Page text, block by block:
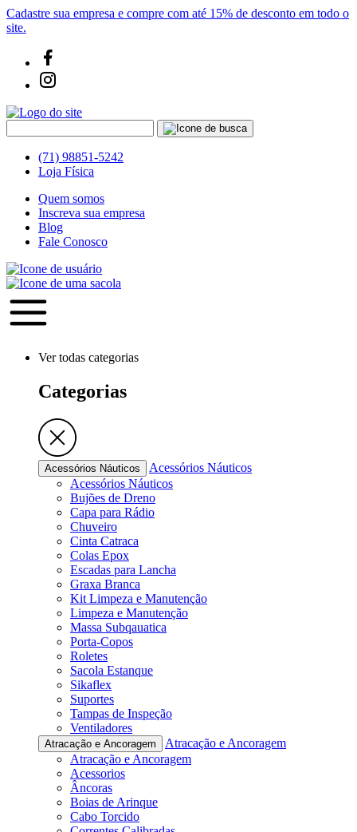
Cadastre sua empresa e compre com até 15% de desconto em todo o
site.
(71) 98851-5242
Loja Física
Quem somos
Inscreva sua empresa
Blog
Fale Conosco
Ver todas categorias
Categorias
Acessórios Náuticos
Acessórios Náuticos
Acessórios Náuticos
Bujões de Dreno
Capa para Rádio
Chuveiro
Cinta Catraca
Colas Epox
Escadas para Lancha
Graxa Branca
Kit Limpeza e Manutenção
Limpeza e Manutenção
Massa Subqauatica
Porta-Copos
Roletes
Sacola Estanque
Sikaflex
Suportes
Tampas de Inspeção
Ventiladores
Atracação e Ancoragem
Atracação e Ancoragem
Atracação e Ancoragem
Acessorios
Âncoras
Boias de Arinque
Cabo Torcido